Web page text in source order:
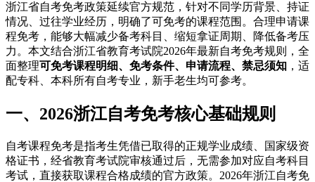
浙江省自考免考政策延续官方规范，针对不同学历背景、持证
情况、过往学业经历，明确了可免考的课程范围。合理申请课
程免考，能够大幅减少备考科目、缩短拿证周期、降低备考压
力。本文结合浙江省教育考试院2026年最新自考免考规则，全
面整理可免考课程明细、免考条件、申请流程、禁忌须知 ，适
配专科、本科所有自考专业，新手老生均可参考。
一、2026浙江自考免考核心基础规则
自考课程免考是指考生凭借已取得的正规学业成绩、国家级资
格证书，经省教育考试院审核通过后，无需参加对应自考科目
考试，直接获取课程合格成绩的官方政策。2026年浙江自考免